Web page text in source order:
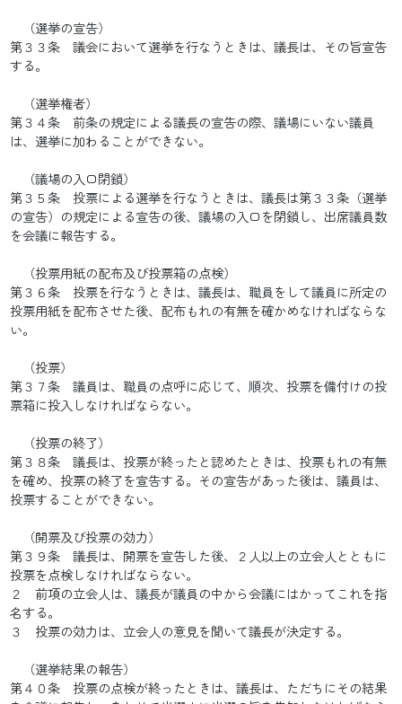
（選挙の宣告）
第３３条 議会において選挙を行なうときは、議長は、その旨宣告
する。
（選挙権者）
第３４条 前条の規定による議長の宣告の際、議場にいない議員
は、選挙に加わることができない。
（議場の入口閉鎖）
第３５条 投票による選挙を行なうときは、議長は第３３条（選挙
の宣告）の規定による宣告の後、議場の入口を閉鎖し、出席議員数
を会議に報告する。
（投票用紙の配布及び投票箱の点検）
第３６条 投票を行なうときは、議長は、職員をして議員に所定の
投票用紙を配布させた後、配布もれの有無を確かめなければならな
い。
（投票）
第３７条 議員は、職員の点呼に応じて、順次、投票を備付けの投
票箱に投入しなければならない。
（投票の終了）
第３８条 議長は、投票が終ったと認めたときは、投票もれの有無
を確め、投票の終了を宣告する。その宣告があった後は、議員は、
投票することができない。
（開票及び投票の効力）
第３９条 議長は、開票を宣告した後、２人以上の立会人とともに
投票を点検しなければならない。
２ 前項の立会人は、議長が議員の中から会議にはかってこれを指
名する。
３ 投票の効力は、立会人の意見を聞いて議長が決定する。
（選挙結果の報告）
第４０条 投票の点検が終ったときは、議長は、ただちにその結果